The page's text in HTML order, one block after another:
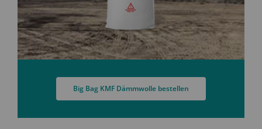
Big Bag KMF Dämmwolle bestellen